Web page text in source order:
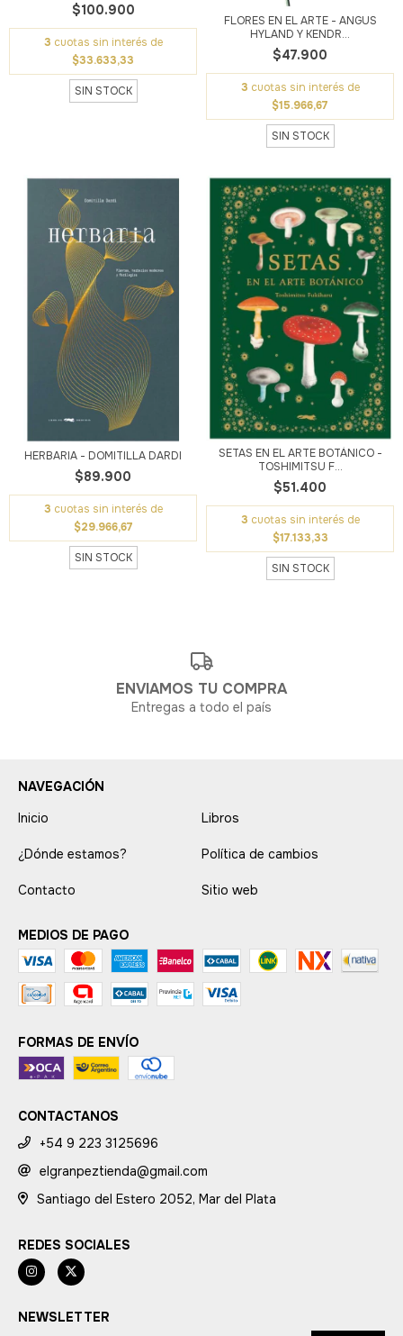
$100.900
3 cuotas sin interés de
$33.633,33
SIN STOCK
FLORES EN EL ARTE - ANGUS
HYLAND Y KENDR...
$47.900
3 cuotas sin interés de
$15.966,67
SIN STOCK
HERBARIA - DOMITILLA DARDI
$89.900
3 cuotas sin interés de
$29.966,67
SIN STOCK
SETAS EN EL ARTE BOTÁNICO -
TOSHIMITSU F...
$51.400
3 cuotas sin interés de
$17.133,33
SIN STOCK
ENVIAMOS TU COMPRA
Entregas a todo el país
NAVEGACIÓN
Inicio
Libros
¿Dónde estamos? Política de cambios
Contacto Sitio web
MEDIOS DE PAGO
FORMAS DE ENVÍO
CONTACTANOS
+54 9 223 3125696
elgranpeztienda@gmail.com
Santiago del Estero 2052, Mar del Plata
REDES SOCIALES
NEWSLETTER